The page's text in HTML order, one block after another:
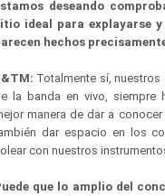
deseando
ideal para explayarse
hechos
Totalmente sí,
la banda en vivo, siempre
manera de dar a
dar espacio en los
con nuestros
que lo amplio del